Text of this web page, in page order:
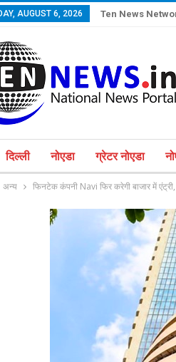
AUGUST 6, 2026 Ten News
दिल्ली नोएडा ग्रेटर नोएडा
अन्य फिनटेक कंपनी Navi फिर करेगी बाजार में